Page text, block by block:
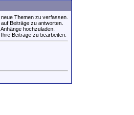
, neue Themen zu verfassen.
, auf Beiträge zu antworten.
, Anhänge hochzuladen.
, Ihre Beiträge zu bearbeiten.